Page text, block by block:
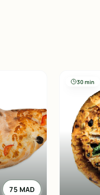
75 MAD
30 min